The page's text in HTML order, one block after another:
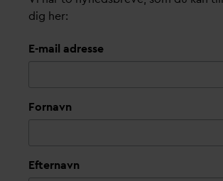
dig her:
E-mail adresse
Fornavn
Efternavn